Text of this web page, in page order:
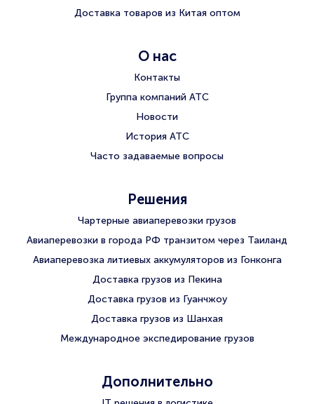
Доставка товаров из Китая оптом
О нас
Контакты
Группа компаний АТС
Новости
История АТС
Часто задаваемые вопросы
Решения
Чартерные авиаперевозки грузов
Авиаперевозки в города РФ транзитом через Таиланд
Авиаперевозка литиевых аккумуляторов из Гонконга
Доставка грузов из Пекина
Доставка грузов из Гуанчжоу
Доставка грузов из Шанхая
Международное экспедирование грузов
Дополнительно